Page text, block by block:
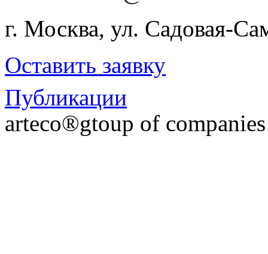
г. Москва, ул. Садовая-
Оставить заявку
Публикации
arteco®gtoup of